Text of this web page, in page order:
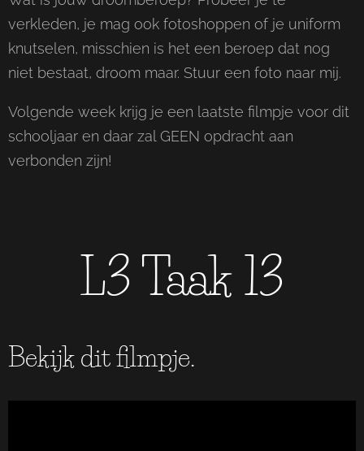
verkleden, je mag ook fotoshoppen of je uniform
knutselen, misschien is het een beroep dat nog
niet bestaat, droom maar. Stuur een foto naar mij.
Volgende week krijg je een laatste filmpje voor dit
schooljaar en daar zal GEEN opdracht aan
verbonden zijn!
L3 Taak 13
Bekijk dit filmpje.